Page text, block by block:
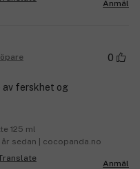
Anmäl
0
av ferskhet og
125 ml
sedan | cocopanda.no
Anmäl